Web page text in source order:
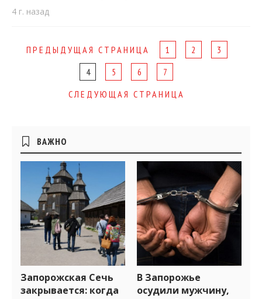
4 г. назад
Page
navigation
ПРЕДЫДУЩАЯ СТРАНИЦА 1 2
3
4
5 6
7
СЛЕДУЮЩАЯ СТРАНИЦА
Боковые
виджеты
ВАЖНО
Запорожская Сечь
закрывается: когда
В Запорожье
осудили мужчину,